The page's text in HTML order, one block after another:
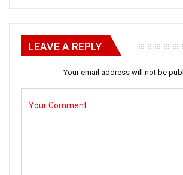
LEAVE A REPLY
Your email address will not be